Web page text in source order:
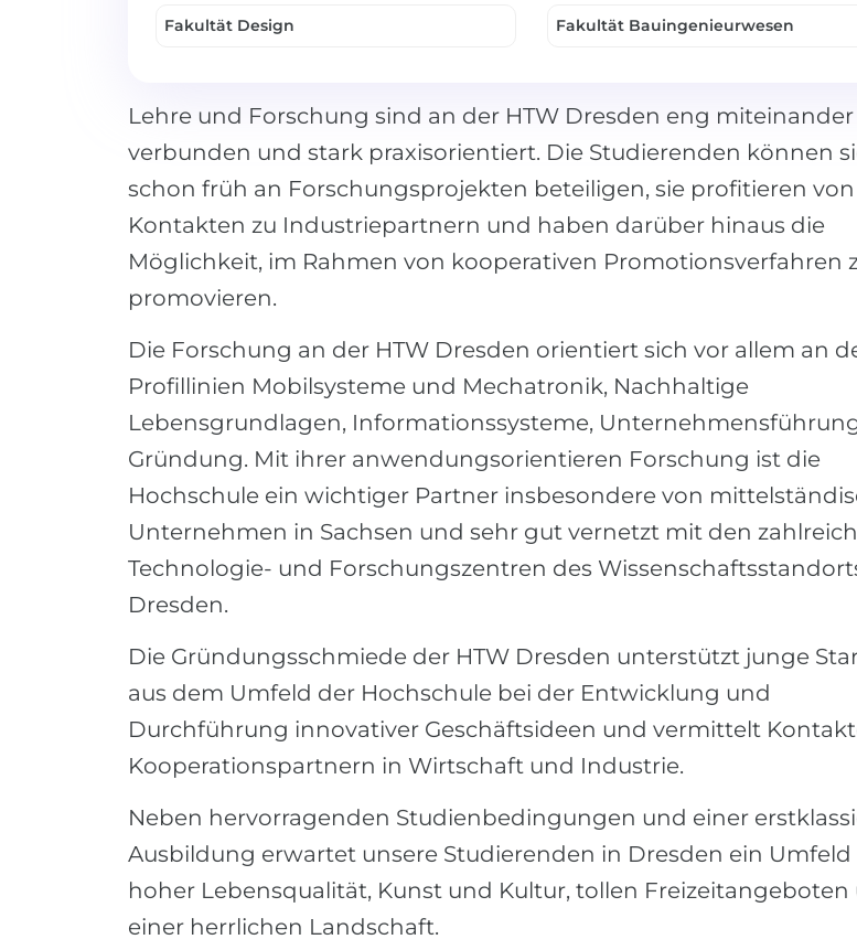
Fakultät Design Fakultät Bauingenieurwesen
Lehre und Forschung sind an der HTW Dresden eng miteinander
verbunden und stark praxisorientiert. Die Studierenden können
schon früh an Forschungsprojekten beteiligen, sie profitieren
Kontakten zu Industriepartnern und haben darüber hinaus die
Möglichkeit, im Rahmen von kooperativen Promotionsverfahren
promovieren.
Die Forschung an der HTW Dresden orientiert sich vor allem an
Profillinien Mobilsysteme und Mechatronik, Nachhaltige
Lebensgrundlagen, Informationssysteme,
Gründung. Mit ihrer anwendungsorientieren Forschung ist die
Hochschule ein wichtiger Partner insbesondere von
Unternehmen in Sachsen und sehr gut vernetzt mit den
Technologie- und Forschungszentren des
Dresden.
Die Gründungsschmiede der HTW Dresden unterstützt junge
aus dem Umfeld der Hochschule bei der Entwicklung und
Durchführung innovativer Geschäftsideen und vermittelt
Kooperationspartnern in Wirtschaft und Industrie.
Neben hervorragenden Studienbedingungen und einer
Ausbildung erwartet unsere Studierenden in Dresden ein
hoher Lebensqualität, Kunst und Kultur, tollen Freizeitangeboten
einer herrlichen Landschaft.